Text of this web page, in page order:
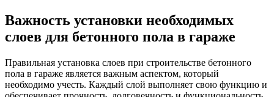
Важность установки необходимых
слоев для бетонного пола в гараже
Правильная установка слоев при строительстве бетонного
пола в гараже является важным аспектом, который
необходимо учесть. Каждый слой выполняет свою функцию и